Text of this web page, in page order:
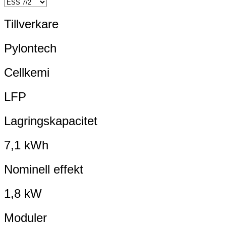
Tillverkare
Pylontech
Cellkemi
LFP
Lagringskapacitet
7,1 kWh
Nominell effekt
1,8 kW
Moduler